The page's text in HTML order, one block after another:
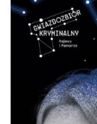
NOWOŚCI
PATRONATY
WYWIADY
RECENZJE